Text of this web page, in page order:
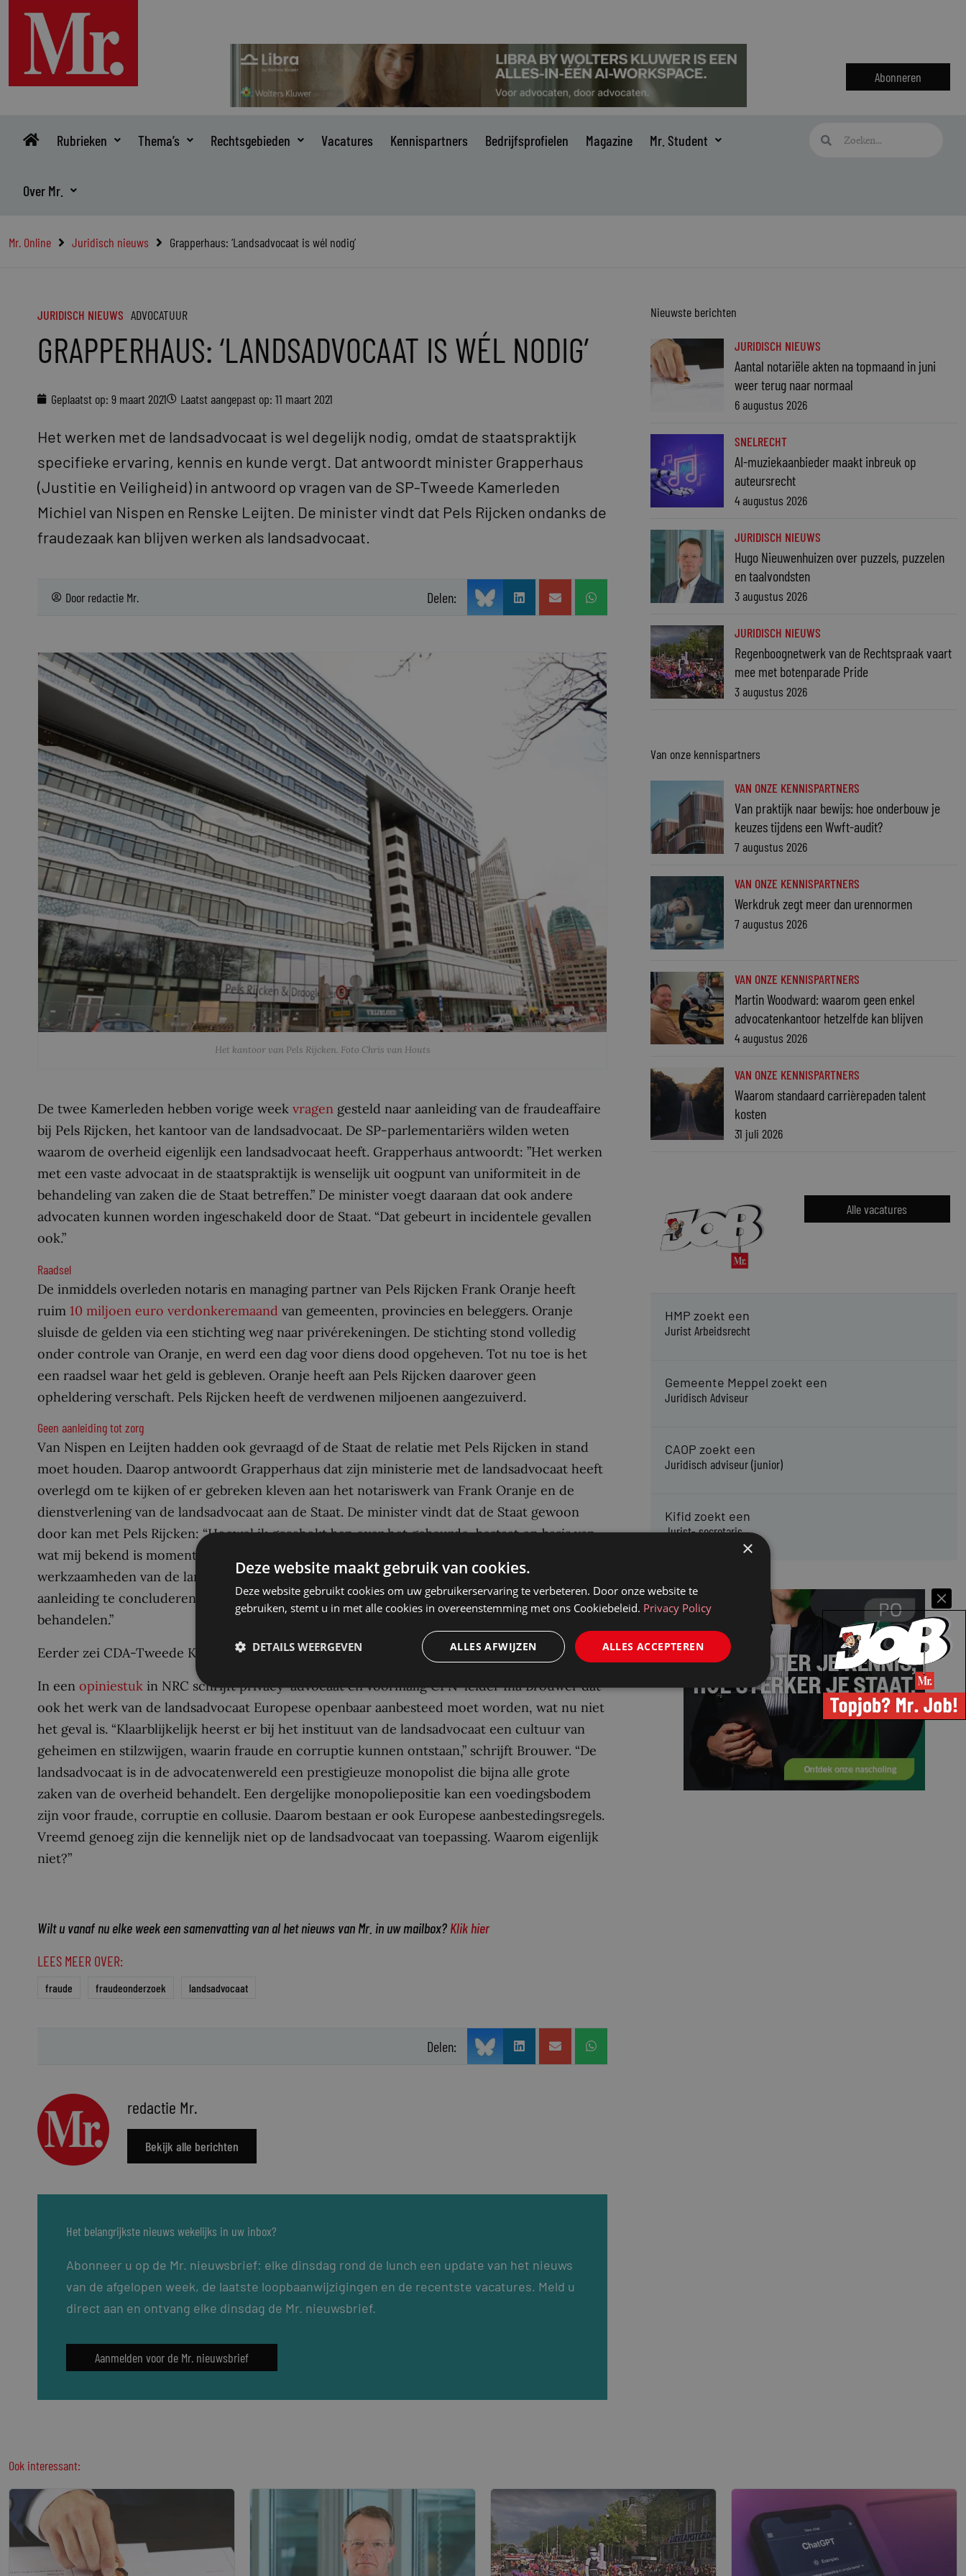
inhoud
Abonneren
Rubrieken Thema’s Rechtsgebieden Vacatures Kennispartners Bedrijfsprofielen Magazine Mr. Student
Over Mr.
Zoeken
Mr. Online Juridisch nieuws Grapperhaus: ‘Landsadvocaat is wél nodig’
JURIDISCH NIEUWS ADVOCATUUR
GRAPPERHAUS: ‘LANDSADVOCAAT IS WÉL NODIG’
Geplaatst op: 9 maart 2021 Laatst aangepast op: 11 maart 2021
Het werken met de landsadvocaat is wel degelijk nodig, omdat de staatspraktijk
specifieke ervaring, kennis en kunde vergt. Dat antwoordt minister Grapperhaus
(Justitie en Veiligheid) in antwoord op vragen van de SP-Tweede Kamerleden
Michiel van Nispen en Renske Leijten. De minister vindt dat Pels Rijcken ondanks de
fraudezaak kan blijven werken als landsadvocaat.
Door redactie Mr. Delen:
Het kantoor van Pels Rijcken. Foto Chris van Houts
De twee Kamerleden hebben vorige week vragen gesteld naar aanleiding van de fraudeaffaire
bij Pels Rijcken, het kantoor van de landsadvocaat. De SP-parlementariërs wilden weten
waarom de overheid eigenlijk een landsadvocaat heeft. Grapperhaus antwoordt: ”Het werken
met een vaste advocaat in de staatspraktijk is wenselijk uit oogpunt van uniformiteit in de
behandeling van zaken die de Staat betreffen.” De minister voegt daaraan dat ook andere
advocaten kunnen worden ingeschakeld door de Staat. “Dat gebeurt in incidentele gevallen
ook.”
Raadsel
De inmiddels overleden notaris en managing partner van Pels Rijcken Frank Oranje heeft
ruim 10 miljoen euro verdonkeremaand van gemeenten, provincies en beleggers. Oranje
sluisde de gelden via een stichting weg naar privérekeningen. De stichting stond volledig
onder controle van Oranje, en werd een dag voor diens dood opgeheven. Tot nu toe is het
een raadsel waar het geld is gebleven. Oranje heeft aan Pels Rijcken daarover geen
opheldering verschaft. Pels Rijcken heeft de verdwenen miljoenen aangezuiverd.
Geen aanleiding tot zorg
Van Nispen en Leijten hadden ook gevraagd of de Staat de relatie met Pels Rijcken in stand
moet houden. Daarop antwoordt Grapperhaus dat zijn ministerie met de landsadvocaat heeft
overlegd om te kijken of er gebreken kleven aan het notariswerk van Frank Oranje en de
dienstverlening van de landsadvocaat aan de Staat. De minister vindt dat de Staat gewoon
door kan met Pels Rijcken: “Hoewel ik geschokt ben over het gebeurde, bestaat op basis van
wat mij bekend is momenteel geen aanleiding tot zorg over de kwaliteit en legitimiteit van de
werkzaamheden van de landsadvocaat voor de Staat. Er is derhalve op dit moment geen
aanleiding te concluderen dat de landsadvocaat geen zaken meer voor de Staat zou kunnen
behandelen.”
Eerder zei CDA-Tweede Kamerlid Chris van Dam opmr-online
dat hij zich wel zorgen maakt.
In een opiniestuk in NRC schrijft privacy-advocaat en voormalig CPN-leider Ina Brouwer dat
ook het werk van de landsadvocaat Europese openbaar aanbesteed moet worden, wat nu niet
het geval is. “Klaarblijkelijk heerst er bij het instituut van de landsadvocaat een cultuur van
geheimen en stilzwijgen, waarin fraude en corruptie kunnen ontstaan,” schrijft Brouwer. “De
landsadvocaat is in de advocatenwereld een prestigieuze monopolist die bijna alle grote
zaken van de overheid behandelt. Een dergelijke monopoliepositie kan een voedingsbodem
zijn voor fraude, corruptie en collusie. Daarom bestaan er ook Europese aanbestedingsregels.
Vreemd genoeg zijn die kennelijk niet op de landsadvocaat van toepassing. Waarom eigenlijk
niet?”
Wilt u vanaf nu elke week een samenvatting van al het nieuws van Mr. in uw mailbox? Klik hier
LEES MEER OVER:
fraude fraudeonderzoek landsadvocaat
Delen:
redactie Mr.
Bekijk alle berichten
Het belangrijkste nieuws wekelijks in uw inbox?
Abonneer u op de Mr. nieuwsbrief: elke dinsdag rond de lunch een update van het nieuws
van de afgelopen week, de laatste loopbaanwijzigingen en de recentste vacatures. Meld u
direct aan en ontvang elke dinsdag de Mr. nieuwsbrief.
Aanmelden voor de Mr. nieuwsbrief
Nieuwste berichten
JURIDISCH NIEUWS
Aantal notariële akten na topmaand in juni
weer terug naar normaal
6 augustus 2026
SNELRECHT
AI-muziekaanbieder maakt inbreuk op
auteursrecht
4 augustus 2026
JURIDISCH NIEUWS
Hugo Nieuwenhuizen over puzzels, puzzelen
en taalvondsten
3 augustus 2026
JURIDISCH NIEUWS
Regenboognetwerk van de Rechtspraak vaart
mee met botenparade Pride
3 augustus 2026
Van onze kennispartners
VAN ONZE KENNISPARTNERS
Van praktijk naar bewijs: hoe onderbouw je
keuzes tijdens een Wwft-audit?
7 augustus 2026
VAN ONZE KENNISPARTNERS
Werkdruk zegt meer dan urennormen
7 augustus 2026
VAN ONZE KENNISPARTNERS
Martin Woodward: waarom geen enkel
advocatenkantoor hetzelfde kan blijven
4 augustus 2026
VAN ONZE KENNISPARTNERS
Waarom standaard carrièrepaden talent
kosten
31 juli 2026
Alle vacatures
HMP zoekt een
Jurist Arbeidsrecht
Gemeente Meppel zoekt een
Juridisch Adviseur
CAOP zoekt een
Juridisch adviseur (junior)
Kifid zoekt een
Jurist- secretaris
Ook interessant:
×
Deze website maakt gebruik van cookies.
Deze website gebruikt cookies om uw gebruikerservaring te verbeteren. Door onze website te
gebruiken, stemt u in met alle cookies in overeenstemming met ons Cookiebeleid. Privacy Policy
ALLES ACCEPTEREN
ALLES AFWIJZEN
DETAILS WEERGEVEN